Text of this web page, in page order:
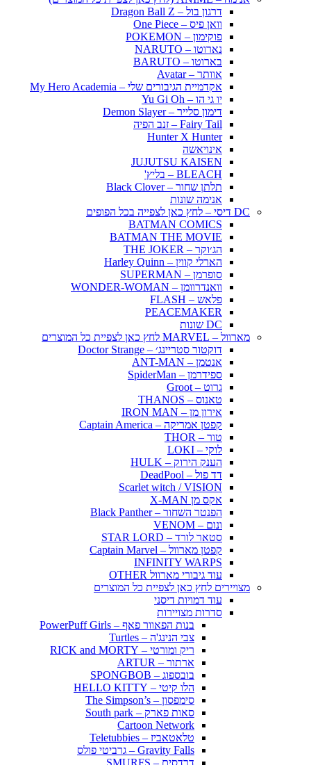
דרגון בול – Dragon Ball Z
וואן פיס – One Piece
פוקימון – POKEMON
נארוטו – NARUTO
בארוטו – BARUTO
אוותר – Avatar
אקדמיית הגיבורים שלי – My Hero Academia
יו גי הו – Yu Gi Oh
דימון סלייר – Demon Slayer
Fairy Tail – זנב הפיה
Hunter X Hunter
אינויאשה
JUJUTSU KAISEN
BLEACH – בליץ'
תלתן שחור – Black Clover
אנימה שונות
DC דיסי – לחץ כאן לצפייה בכל הפופים
BATMAN COMICS
BATMAN THE MOVIE
הג׳וקר – THE JOKER
הארלי קווין – Harley Quinn
סופרמן – SUPERMAN
וואנדרוומן – WONDER-WOMAN
פלאש – FLASH
PEACEMAKER
DC שונות
מארוול – MARVEL לחץ כאן לצפיית כל המוצרים
דוקטור סטריינג׳ – Doctor Strange
אנטמן – ANT-MAN
ספידרמן – SpiderMan
גרוט – Groot
טאנוס – THANOS
אירון מן – IRON MAN
קפטן אמריקה – Captain America
טור – THOR
לוקי – LOKI
הענק הירוק – HULK
דד פול – DeadPool
Scarlet witch / VISION
אקס מן X-MAN
הפנטר השחור – Black Panther
ונום – VENOM
סטאר לורד – STAR LORD
קפטן מארוול – Captain Marvel
INFINITY WARPS
עוד גיבורי מארוול OTHER
מצויירים לחץ כאן לצפיית כל המוצרים
עוד דמויות דיסני
סדרות מצויירות
בנות הפאוור פאף – PowerPuff Girls
צבי הנינג'ה – Turtles
ריק ומורטי – RICK and MORTY
ארתור – ARTUR
בובספוג – SPONGBOB
הלו קיטי – HELLO KITTY
סימפסון – The Simpson’s
סאות פארק – South park
Cartoon Network
טלאטאביז – Teletubbies
Gravity Falls – גרביטי פולס
דרדסים – SMURFS